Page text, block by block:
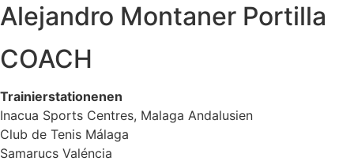
Alejandro Montaner Portilla
COACH
Trainierstationenen
Inacua Sports Centres, Malaga Andalusien
Club de Tenis Málaga
Samarucs Valéncia